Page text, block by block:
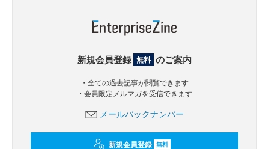
新規会員登録 無料 のご案内
・全ての過去記事が閲覧できます
・会員限定メルマガを受信できます
メールバックナンバー
新規会員登録 無料